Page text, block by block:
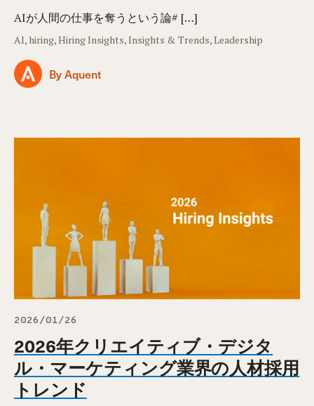
AIが人間の仕事を奪うという論# […]
AI, hiring, Hiring Insights, Insights & Trends, Leadership
By Aquent
2026/01/26
2026年クリエイティブ・デジタ
ル・マーケティング業界の人材採用
トレンド